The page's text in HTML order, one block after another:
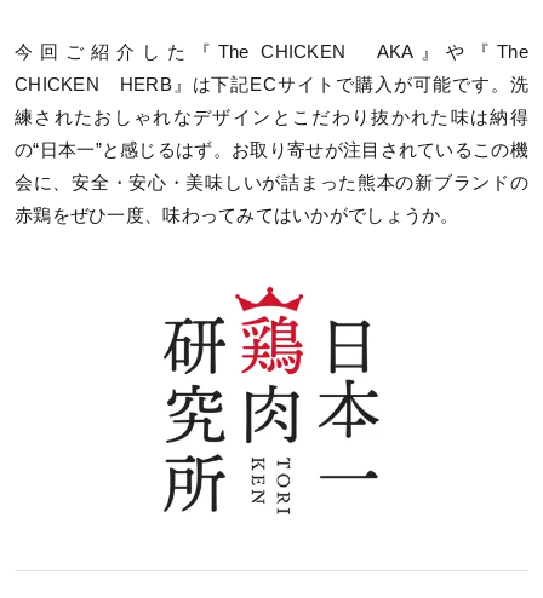
今回ご紹介した『The CHICKEN AKA』や『The
CHICKEN HERB』は下記ECサイトで購入が可能です。洗
練されたおしゃれなデザインとこだわり抜かれた味は納得
の“日本一”と感じるはず。お取り寄せが注目されているこの機
会に、安全・安心・美味しいが詰まった熊本の新ブランドの
赤鶏をぜひ一度、味わってみてはいかがでしょうか。